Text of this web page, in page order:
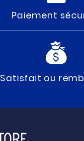
Paiement
Satisfait ou